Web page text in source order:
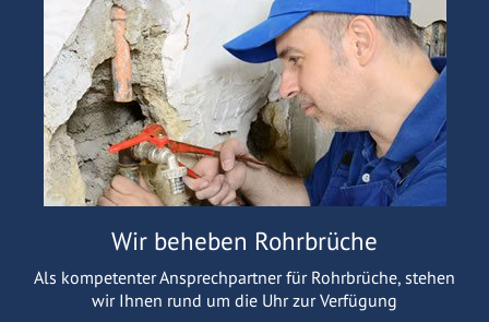
Wir beheben Rohrbrüche
Als kompetenter Ansprechpartner für Rohrbrüche, stehen
wir Ihnen rund um die Uhr zur Verfügung